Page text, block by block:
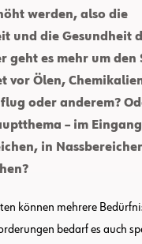
werden, also die
und die Gesundheit
geht es mehr um den
vor Ölen,
oder anderem?
– im
in
können mehrere
bedarf es auch